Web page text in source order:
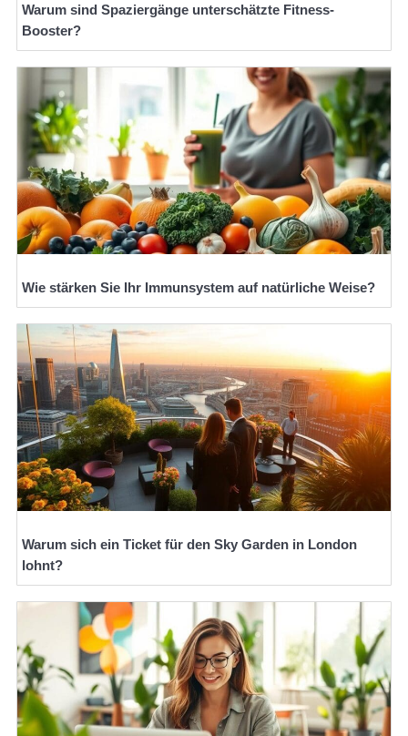
Warum sind Spaziergänge unterschätzte Fitness-
Booster?
Wie stärken Sie Ihr Immunsystem auf natürliche Weise?
Warum sich ein Ticket für den Sky Garden in London
lohnt?